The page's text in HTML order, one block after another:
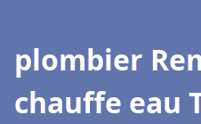
plombier
chauffe eau